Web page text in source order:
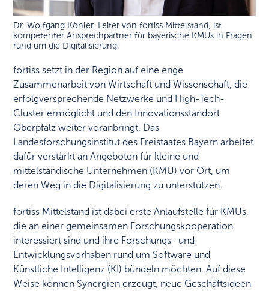
Dr. Wolfgang Köhler, Leiter von fortiss Mittelstand, ist
kompetenter Ansprechpartner für bayerische KMUs in Fragen
rund um die Digitalisierung.
fortiss setzt in der Region auf eine enge
Zusammenarbeit von Wirtschaft und Wissenschaft, die
erfolgversprechende Netzwerke und High-Tech-
Cluster ermöglicht und den Innovationsstandort
Oberpfalz weiter voranbringt. Das
Landesforschungsinstitut des Freistaates Bayern arbeitet
dafür verstärkt an Angeboten für kleine und
mittelständische Unternehmen (KMU) vor Ort, um
deren Weg in die Digitalisierung zu unterstützen.
fortiss Mittelstand ist dabei erste Anlaufstelle für KMUs,
die an einer gemeinsamen Forschungskooperation
interessiert sind und ihre Forschungs- und
Entwicklungsvorhaben rund um Software und
Künstliche Intelligenz (KI) bündeln möchten. Auf diese
Weise können Synergien erzeugt, neue Geschäftsideen